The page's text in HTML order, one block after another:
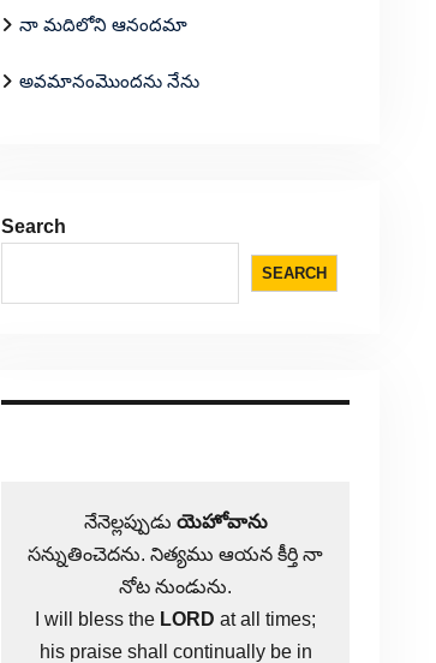
నా మదిలోని ఆనందమా
అవమానంమొందను నేను
Search
SEARCH
నేనెల్లప్పుడు యెహోవాను
సన్నుతించెదను. నిత్యము ఆయన కీర్తి నా
నోట నుండును.
I will bless the LORD at all times;
his praise shall continually be in